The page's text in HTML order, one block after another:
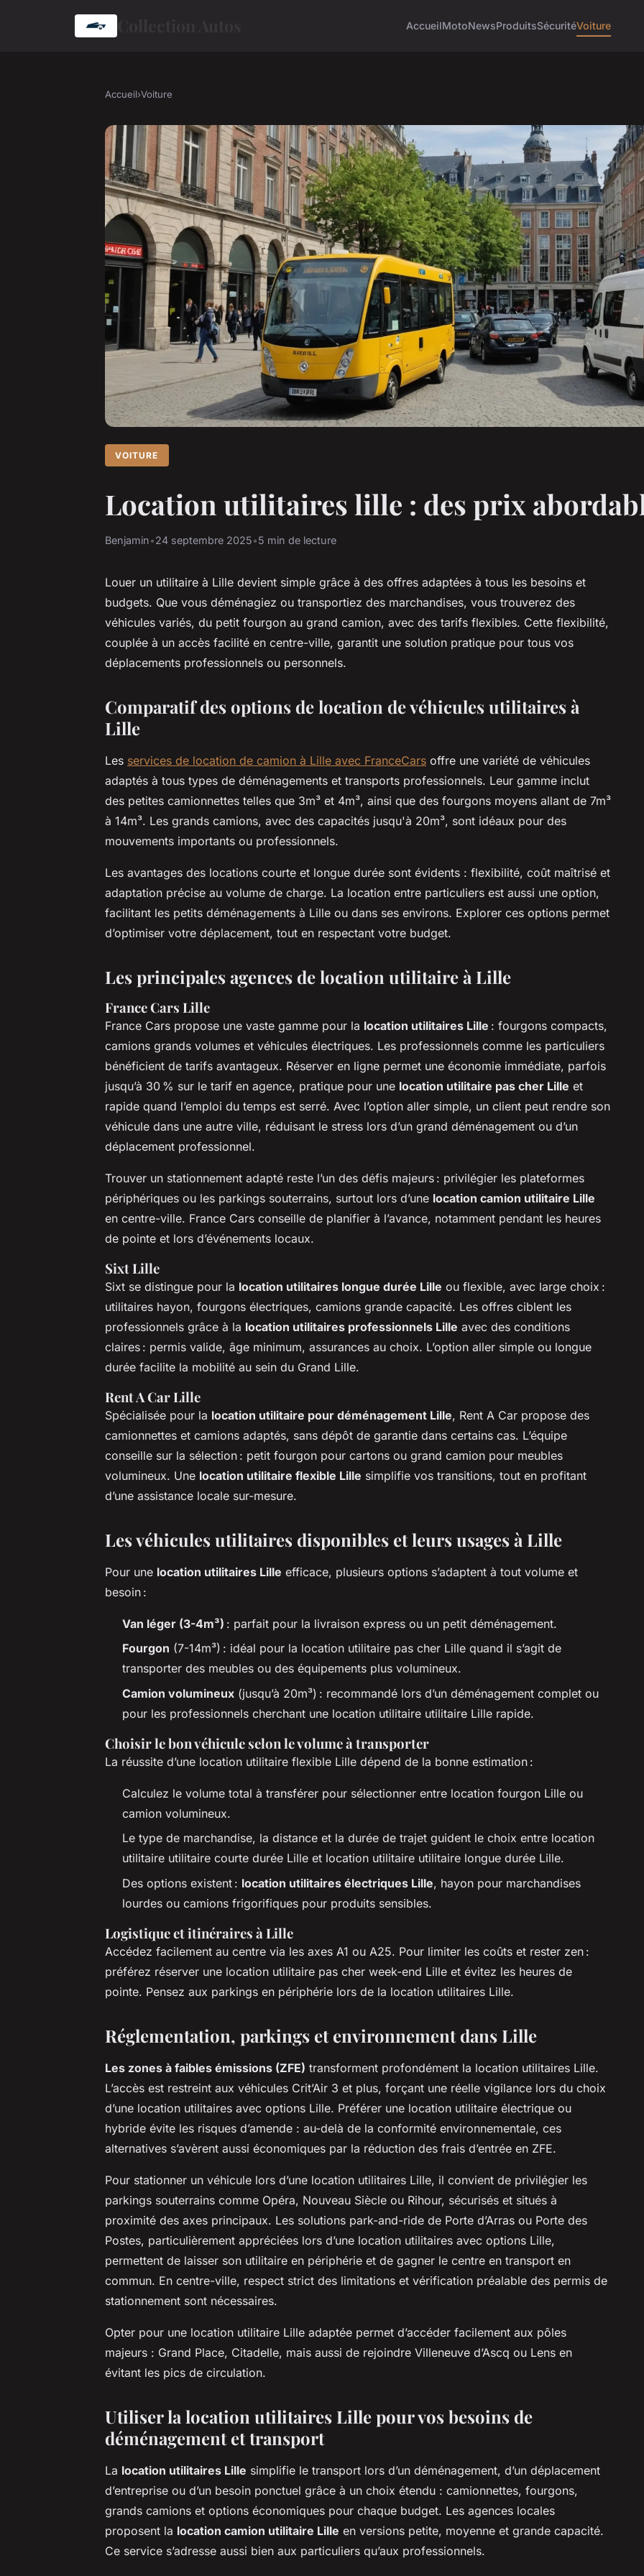
AccueilMotoNewsProduitsSécuritéVoiture
Accueil›Voiture
VOITURE
Location utilitaires lille : des prix
Benjamin•24 septembre 2025•5 min de lecture
Louer un utilitaire à Lille devient simple grâce à des offres adaptées à tous les besoins et
budgets. Que vous déménagiez ou transportiez des marchandises, vous trouverez des
véhicules variés, du petit fourgon au grand camion, avec des tarifs flexibles. Cette flexibilité,
couplée à un accès facilité en centre-ville, garantit une solution pratique pour tous vos
déplacements professionnels ou personnels.
Comparatif des options de location de véhicules utilitaires à
Lille
Les services de location de camion à Lille avec FranceCars offre une variété de véhicules
adaptés à tous types de déménagements et transports professionnels. Leur gamme inclut
des petites camionnettes telles que 3m³ et 4m³, ainsi que des fourgons moyens allant de 7m³
à 14m³. Les grands camions, avec des capacités jusqu'à 20m³, sont idéaux pour des
mouvements importants ou professionnels.
Les avantages des locations courte et longue durée sont évidents : flexibilité, coût maîtrisé et
adaptation précise au volume de charge. La location entre particuliers est aussi une option,
facilitant les petits déménagements à Lille ou dans ses environs. Explorer ces options permet
d’optimiser votre déplacement, tout en respectant votre budget.
Les principales agences de location utilitaire à Lille
France Cars Lille
France Cars propose une vaste gamme pour la location utilitaires Lille : fourgons compacts,
camions grands volumes et véhicules électriques. Les professionnels comme les particuliers
bénéficient de tarifs avantageux. Réserver en ligne permet une économie immédiate, parfois
jusqu’à 30 % sur le tarif en agence, pratique pour une location utilitaire pas cher Lille et
rapide quand l’emploi du temps est serré. Avec l’option aller simple, un client peut rendre son
véhicule dans une autre ville, réduisant le stress lors d’un grand déménagement ou d’un
déplacement professionnel.
Trouver un stationnement adapté reste l’un des défis majeurs : privilégier les plateformes
périphériques ou les parkings souterrains, surtout lors d’une location camion utilitaire Lille
en centre-ville. France Cars conseille de planifier à l’avance, notamment pendant les heures
de pointe et lors d’événements locaux.
Sixt Lille
Sixt se distingue pour la location utilitaires longue durée Lille ou flexible, avec large choix :
utilitaires hayon, fourgons électriques, camions grande capacité. Les offres ciblent les
professionnels grâce à la location utilitaires professionnels Lille avec des conditions
claires : permis valide, âge minimum, assurances au choix. L’option aller simple ou longue
durée facilite la mobilité au sein du Grand Lille.
Rent A Car Lille
Spécialisée pour la location utilitaire pour déménagement Lille, Rent A Car propose des
camionnettes et camions adaptés, sans dépôt de garantie dans certains cas. L’équipe
conseille sur la sélection : petit fourgon pour cartons ou grand camion pour meubles
volumineux. Une location utilitaire flexible Lille simplifie vos transitions, tout en profitant
d’une assistance locale sur-mesure.
Les véhicules utilitaires disponibles et leurs usages à Lille
Pour une location utilitaires Lille efficace, plusieurs options s’adaptent à tout volume et
besoin :
Van léger (3-4m³) : parfait pour la livraison express ou un petit déménagement.
Fourgon (7-14m³) : idéal pour la location utilitaire pas cher Lille quand il s’agit de
transporter des meubles ou des équipements plus volumineux.
Camion volumineux (jusqu’à 20m³) : recommandé lors d’un déménagement complet ou
pour les professionnels cherchant une location utilitaire utilitaire Lille rapide.
Choisir le bon véhicule selon le volume à transporter
La réussite d’une location utilitaire flexible Lille dépend de la bonne estimation :
Calculez le volume total à transférer pour sélectionner entre location fourgon Lille ou
camion volumineux.
Le type de marchandise, la distance et la durée de trajet guident le choix entre location
utilitaire utilitaire courte durée Lille et location utilitaire utilitaire longue durée Lille.
Des options existent : location utilitaires électriques Lille, hayon pour marchandises
lourdes ou camions frigorifiques pour produits sensibles.
Logistique et itinéraires à Lille
Accédez facilement au centre via les axes A1 ou A25. Pour limiter les coûts et rester zen :
préférez réserver une location utilitaire pas cher week-end Lille et évitez les heures de
pointe. Pensez aux parkings en périphérie lors de la location utilitaires Lille.
Réglementation, parkings et environnement dans Lille
Les zones à faibles émissions (ZFE) transforment profondément la location utilitaires Lille.
L’accès est restreint aux véhicules Crit’Air 3 et plus, forçant une réelle vigilance lors du choix
d’une location utilitaires avec options Lille. Préférer une location utilitaire électrique ou
hybride évite les risques d’amende : au-delà de la conformité environnementale, ces
alternatives s’avèrent aussi économiques par la réduction des frais d’entrée en ZFE.
Pour stationner un véhicule lors d’une location utilitaires Lille, il convient de privilégier les
parkings souterrains comme Opéra, Nouveau Siècle ou Rihour, sécurisés et situés à
proximité des axes principaux. Les solutions park-and-ride de Porte d’Arras ou Porte des
Postes, particulièrement appréciées lors d’une location utilitaires avec options Lille,
permettent de laisser son utilitaire en périphérie et de gagner le centre en transport en
commun. En centre-ville, respect strict des limitations et vérification préalable des permis de
stationnement sont nécessaires.
Opter pour une location utilitaire Lille adaptée permet d’accéder facilement aux pôles
majeurs : Grand Place, Citadelle, mais aussi de rejoindre Villeneuve d’Ascq ou Lens en
évitant les pics de circulation.
Utiliser la location utilitaires Lille pour vos besoins de
déménagement et transport
La location utilitaires Lille simplifie le transport lors d’un déménagement, d’un déplacement
d’entreprise ou d’un besoin ponctuel grâce à un choix étendu : camionnettes, fourgons,
grands camions et options économiques pour chaque budget. Les agences locales
proposent la location camion utilitaire Lille en versions petite, moyenne et grande capacité.
Ce service s’adresse aussi bien aux particuliers qu’aux professionnels.